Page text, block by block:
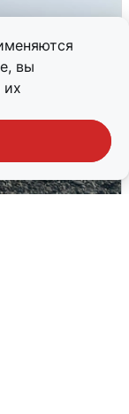
вы
их